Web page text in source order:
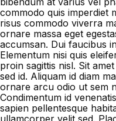
commodo quis imperdiet
risus commodo viverra
ornare massa eget
accumsan. Dui faucibus
Elementum nisi quis
proin sagittis nisl. Sit
sed id. Aliquam id diam
ornare arcu odio ut sem
Condimentum id
sapien pellentesque